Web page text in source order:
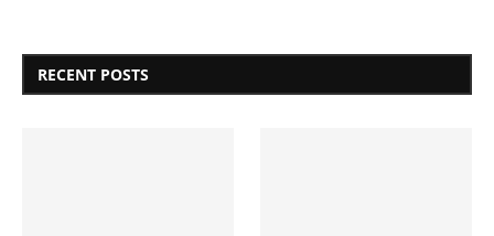
RECENT POSTS